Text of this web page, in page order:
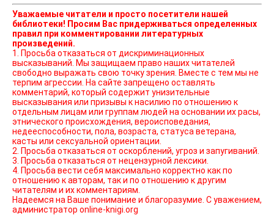
Уважаемые читатели и просто посетители нашей
библиотеки! Просим Вас придерживаться определенных
правил при комментировании литературных
произведений.
1. Просьба отказаться от дискриминационных
высказываний. Мы защищаем право наших читателей
свободно выражать свою точку зрения. Вместе с тем мы не
терпим агрессии. На сайте запрещено оставлять
комментарий, который содержит унизительные
высказывания или призывы к насилию по отношению к
отдельным лицам или группам людей на основании их расы,
этнического происхождения, вероисповедания,
недееспособности, пола, возраста, статуса ветерана,
касты или сексуальной ориентации.
2. Просьба отказаться от оскорблений, угроз и запугиваний.
3. Просьба отказаться от нецензурной лексики.
4. Просьба вести себя максимально корректно как по
отношению к авторам, так и по отношению к другим
читателям и их комментариям.
Надеемся на Ваше понимание и благоразумие. С уважением,
администратор online-knigi.org